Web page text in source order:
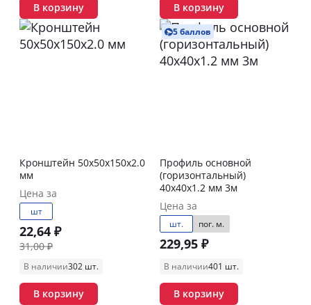
В корзину В корзину
Кронштейн 50х50х150х2.0
мм
Цена за
шт
22,64 ₽
31,00 ₽
В наличии302 шт.
В корзину
5 баллов
Профиль основной
(горизонтальный)
40х40х1.2 мм 3м
Цена за
шт. пог. м.
229,95 ₽
В наличии401 шт.
В корзину